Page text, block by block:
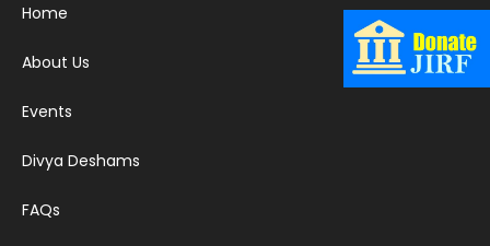
Home
About Us
Events
Divya Deshams
FAQs